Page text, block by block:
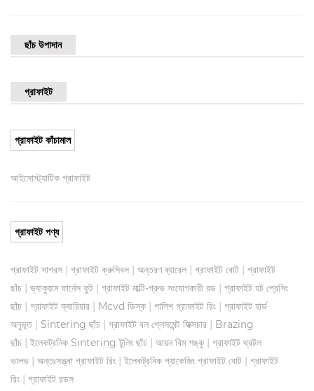
ছাঁচ উপাদান
গ্রাফাইট
গ্রাফাইট কাঁচামাল
আইসোস্ট্যাটিক গ্রাফাইট
গ্রাফাইট পণ্য
গ্রাফাইট সাগরস | গ্রাফাইট ক্রুসিবল | অন্তরণ ব্যারেল | গ্রাফাইট বোট | গ্রাফাইট
ছাঁচ |ভ্যাকুয়াম ফার্নেস ফুট | গ্রাফাইট মাল্টি-গ্রুভ সংযোগকারী রড | গ্রাফাইট হট প্রেসিং
ছাঁচ | গ্রাফাইট ক্যারিয়ার | Mcvd ডিস্ক | পালিশ গ্রাফাইট রিং | গ্রাফাইট হার্ড
অনুভূত| Sintering ছাঁচ | গ্রাফাইট বল প্লেসমেন্ট ফিক্সচার | Brazing
ছাঁচ | ইলেকট্রনিক Sintering টুলিং ছাঁচ | আয়ন বিম শঙ্কু | গ্রাফাইট থ্রটল
ভালভ | অন্তঃসত্ত্বা গ্রাফাইট রিং | ইলেকট্রনিক প্যাকেজিং গ্রাফাইট বোট | গ্রাফাইট
রিং | গ্রাফাইট রডস